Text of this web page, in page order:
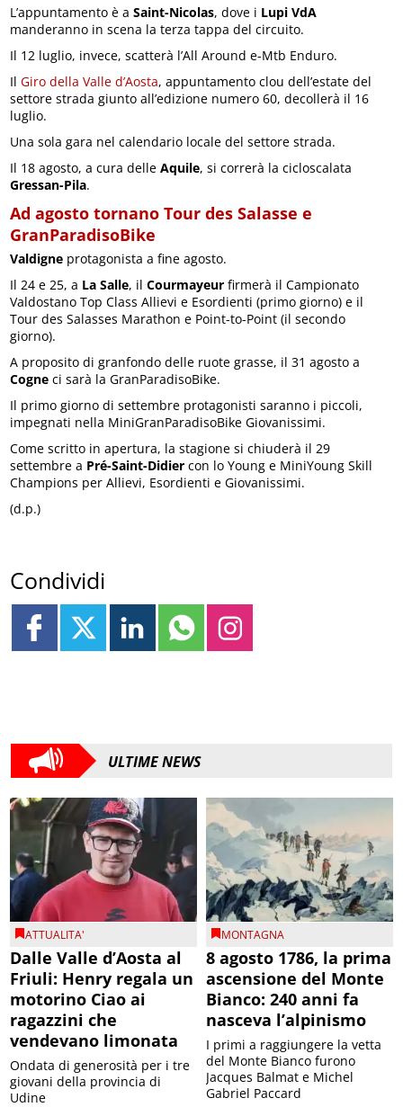
L’appuntamento è aSaint-Nicolas, dove i Lupi VdA
manderanno in scena la terza tappa del circuito.
Il 12 luglio, invece, scatterà l’All Around e-Mtb Enduro.
IlGiro della Valle d’Aosta, appuntamento clou dell’estate del
settore strada giunto all’edizione numero 60, decollerà il 16
luglio.
Una sola gara nel calendario locale del settore strada.
Il 18 agosto, a cura delleAquile, si correrà la cicloscalata
Gressan-Pila.
Ad agosto tornano Tour des Salasse e
GranParadisoBike
Valdigne protagonista a fine agosto.
Il 24 e 25, a La Salle, ilCourmayeur firmerà il Campionato
Valdostano Top Class Allievi e Esordienti (primo giorno) e il
Tour des Salasses Marathon e Point-to-Point (il secondo
giorno).
A proposito di granfondo delle ruote grasse, il 31 agosto a
Cogne ci sarà la GranParadisoBike.
Il primo giorno di settembre protagonisti saranno i piccoli,
impegnati nella MiniGranParadisoBike Giovanissimi.
Come scritto in apertura, la stagione si chiuderà il 29
settembre a Pré-Saint-Didier con lo Young e MiniYoung Skill
Champions per Allievi, Esordienti e Giovanissimi.
(d.p.)
Condividi
ULTIME NEWS
ATTUALITA'
Dalle Valle d’Aosta al
Friuli: Henry regala un
motorino Ciao ai
ragazzini che
vendevano limonata
Ondata di generosità per i tre
giovani della provincia di
Udine
MONTAGNA
8 agosto 1786, la prima
ascensione del Monte
Bianco: 240 anni fa
nasceva l’alpinismo
I primi a raggiungere la vetta
del Monte Bianco furono
Jacques Balmat e Michel
Gabriel Paccard